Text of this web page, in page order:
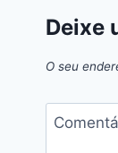
Deixe
O seu